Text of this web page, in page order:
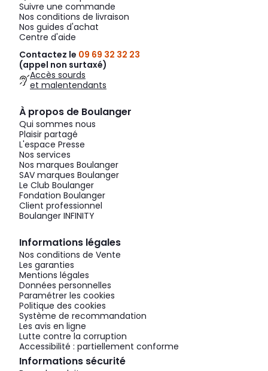
Suivre une commande
Nos conditions de livraison
Nos guides d'achat
Centre d'aide
Contactez le 09 69 32 32 23
(appel non surtaxé)
Accès sourds
et malentendants
À propos de Boulanger
Qui sommes nous
Plaisir partagé
L'espace Presse
Nos services
Nos marques Boulanger
SAV marques Boulanger
Le Club Boulanger
Fondation Boulanger
Client professionnel
Boulanger INFINITY
Informations légales
Nos conditions de Vente
Les garanties
Mentions légales
Données personnelles
Paramétrer les cookies
Politique des cookies
Système de recommandation
Les avis en ligne
Lutte contre la corruption
Accessibilité : partiellement conforme
Informations sécurité